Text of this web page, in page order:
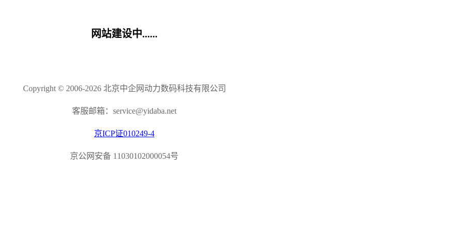
网站建设中......
Copyright © 2006-2026 北京中企网动力数码科技有限公司
客服邮箱：service@yidaba.net
京ICP证010249-4
京公网安备 11030102000054号